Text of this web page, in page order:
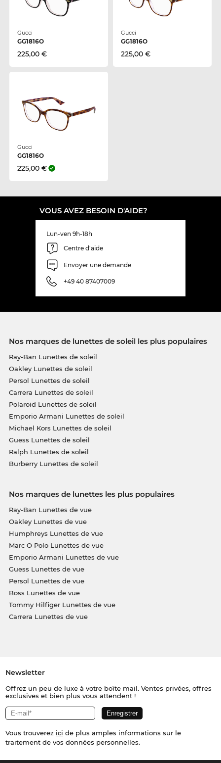
Gucci
GG1816O
225,00 €
Gucci
GG1816O
225,00 €
Gucci
GG1816O
225,00 €
VOUS AVEZ BESOIN D'AIDE?
Lun-ven 9h-18h
Centre d'aide
Envoyer une demande
+49 40 87407009
Nos marques de lunettes de soleil les plus populaires
Ray-Ban Lunettes de soleil
Oakley Lunettes de soleil
Persol Lunettes de soleil
Carrera Lunettes de soleil
Polaroid Lunettes de soleil
Emporio Armani Lunettes de soleil
Michael Kors Lunettes de soleil
Guess Lunettes de soleil
Ralph Lunettes de soleil
Burberry Lunettes de soleil
Nos marques de lunettes les plus populaires
Ray-Ban Lunettes de vue
Oakley Lunettes de vue
Humphreys Lunettes de vue
Marc O Polo Lunettes de vue
Emporio Armani Lunettes de vue
Guess Lunettes de vue
Persol Lunettes de vue
Boss Lunettes de vue
Tommy Hilfiger Lunettes de vue
Carrera Lunettes de vue
Newsletter
Offrez un peu de luxe à votre boîte mail. Ventes privées, offres
exclusives et bien plus vous attendent !
Vous trouverez ici de plus amples informations sur le
traitement de vos données personnelles.